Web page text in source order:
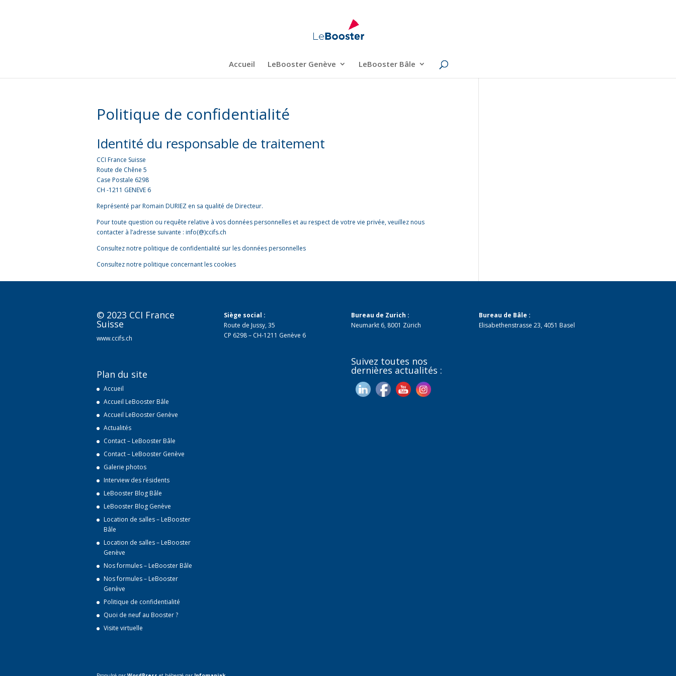
Accueil LeBooster Genève LeBooster Bâle
Politique de confidentialité
Identité du responsable de traitement
CCI France Suisse
Route de Chêne 5
Case Postale 6298
CH -1211 GENEVE 6
Représenté par Romain DURIEZ en sa qualité de Directeur.
Pour toute question ou requête relative à vos données personnelles et au respect de votre vie privée, veuillez nous
contacter à l’adresse suivante : info(@)ccifs.ch
Consultez notre politique de confidentialité sur les données personnelles
Consultez notre politique concernant les cookies
© 2023 CCI France
Suisse
www.ccifs.ch
Plan du site
Accueil
Accueil LeBooster Bâle
Accueil LeBooster Genève
Actualités
Contact – LeBooster Bâle
Contact – LeBooster Genève
Galerie photos
Interview des résidents
LeBooster Blog Bâle
LeBooster Blog Genève
Location de salles – LeBooster
Bâle
Location de salles – LeBooster
Genève
Nos formules – LeBooster Bâle
Nos formules – LeBooster
Genève
Politique de confidentialité
Quoi de neuf au Booster ?
Visite virtuelle
Siège social :
Route de Jussy, 35
CP 6298 – CH-1211 Genève 6
Bureau de Zurich :
Neumarkt 6, 8001 Zürich
Suivez toutes nos
dernières actualités :
Bureau de Bâle :
Elisabethenstrasse 23, 4051 Basel